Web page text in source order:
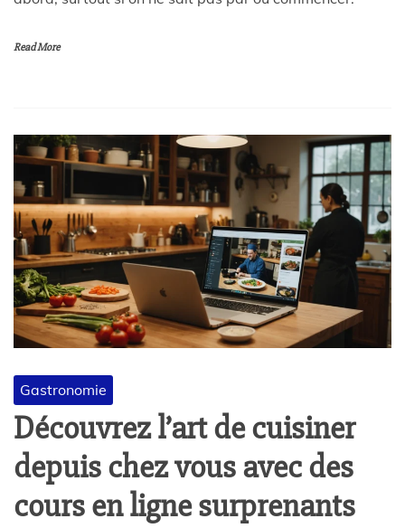
Read More
Gastronomie
Découvrez l’art de cuisiner
depuis chez vous avec des
cours en ligne surprenants